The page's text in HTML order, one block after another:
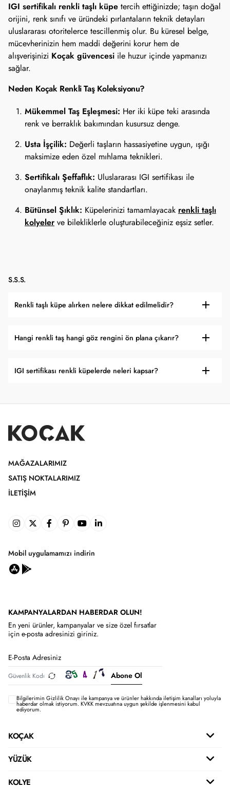
IGI sertifikalı renkli taşlı küpe tercih ettiğinizde; taşın doğal
orijini, renk sınıfı ve üründeki pırlantaların teknik detayları
uluslararası otoritelerce tescillenmiş olur. Bu küresel belge,
mücevherinizin hem maddi değerini korur hem de
alışverişinizi Koçak güvencesi ile huzur içinde yapmanızı
sağlar.
Neden Koçak Renkli Taş Koleksiyonu?
Mükemmel Taş Eşleşmesi: Her iki küpe teki arasında
renk ve berraklık bakımından kusursuz denge.
Usta İşçilik: Değerli taşların hassasiyetine uygun, ışığı
maksimize eden özel mıhlama teknikleri.
Sertifikalı Şeffaflık: Uluslararası IGI sertifikası ile
onaylanmış teknik kalite standartları.
Bütünsel Şıklık: Küpelerinizi tamamlayacak renkli taşlı
kolyeler ve bilekliklerle oluşturabileceğiniz eşsiz setler.
S.S.S.
Renkli taşlı küpe alırken nelere dikkat edilmelidir?
Hangi renkli taş hangi göz rengini ön plana çıkarır?
IGI sertifikası renkli küpelerde neleri kapsar?
MAĞAZALARIMIZ
SATIŞ NOKTALARIMIZ
İLETIŞIM
Mobil uygulamamızı indirin
KAMPANYALARDAN HABERDAR OLUN!
En yeni ürünler, kampanyalar ve size özel fırsatlar
için e-posta adresinizi giriniz.
Abone Ol
Bilgilerimin Gizlilik Onayı ile kampanya ve ürünler hakkında iletişim kanalları yoluyla
haberdar olmak istiyorum.KVKK mevzuatına uygun şekilde işlenmesini kabul
ediyorum.
KOÇAK
YÜZÜK
KOLYE